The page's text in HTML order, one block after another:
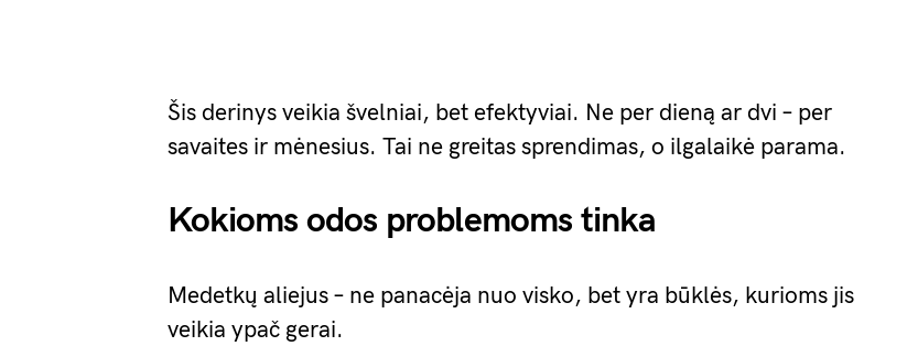
Šis derinys veikia švelniai, bet efektyviai. Ne per dieną ar dvi – per
savaites ir mėnesius. Tai ne greitas sprendimas, o ilgalaikė parama.
Kokioms odos problemoms tinka
Medetkų aliejus – ne panacėja nuo visko, bet yra būklės, kurioms jis
veikia ypač gerai.